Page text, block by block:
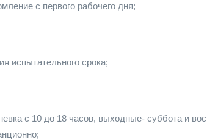
с первого рабочего дня;
испытательного срока;
с 10 до 18 часов, выходные- суббота и